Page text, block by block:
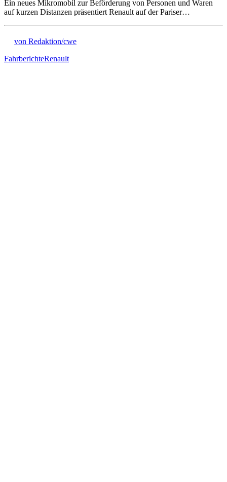
Ein neues Mikromobil zur Beförderung von Personen und Waren
auf kurzen Distanzen präsentiert Renault auf der Pariser…
von Redaktion/cwe
FahrberichteRenault